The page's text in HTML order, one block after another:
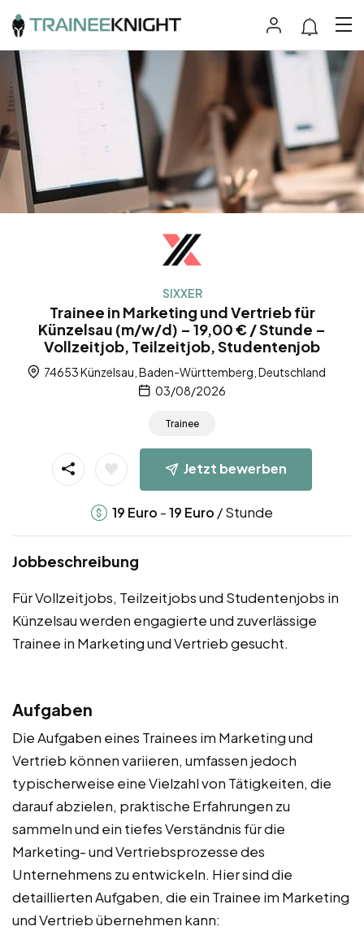
SIXXER
Trainee in Marketing und Vertrieb für
Künzelsau (m/w/d) – 19,00 € / Stunde –
Vollzeitjob, Teilzeitjob, Studentenjob
74653 Künzelsau, Baden-Württemberg, Deutschland
03/08/2026
Trainee
Jetzt bewerben
19 Euro -19 Euro / Stunde
Jobbeschreibung
Für Vollzeitjobs, Teilzeitjobs und Studentenjobs in
Künzelsau werden engagierte und zuverlässige
Trainee in Marketing und Vertrieb gesucht.
Aufgaben
Die Aufgaben eines Trainees im Marketing und
Vertrieb können variieren, umfassen jedoch
typischerweise eine Vielzahl von Tätigkeiten, die
darauf abzielen, praktische Erfahrungen zu
sammeln und ein tiefes Verständnis für die
Marketing- und Vertriebsprozesse des
Unternehmens zu entwickeln. Hier sind die
detaillierten Aufgaben, die ein Trainee im Marketing
und Vertrieb übernehmen kann: